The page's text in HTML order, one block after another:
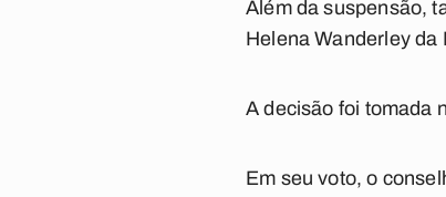
Além da suspensão,
Helena Wanderley da
A decisão foi tomada
Em seu voto, o